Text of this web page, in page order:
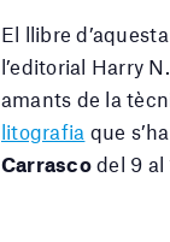
El llibre
l’editorial Harry
amants de la
litografia que
Carrascodel 9 al